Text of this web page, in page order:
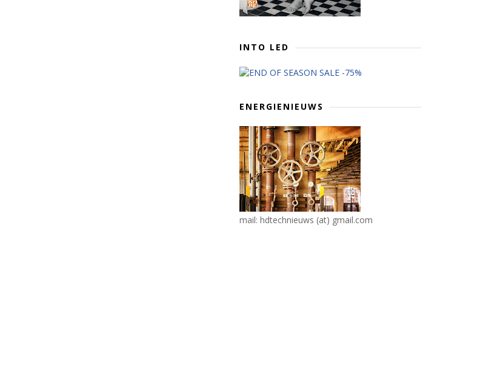
INTO LED
ENERGIENIEUWS
mail: hdtechnieuws (at) gmail.com